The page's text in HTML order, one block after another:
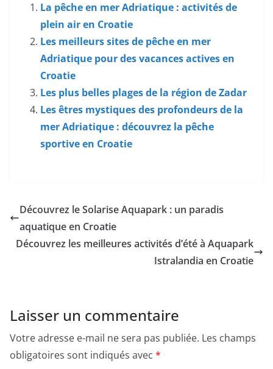
La pêche en mer Adriatique : activités de
plein air en Croatie
Les meilleurs sites de pêche en mer
Adriatique pour des vacances actives en
Croatie
Les plus belles plages de la région de Zadar
Les êtres mystiques des profondeurs de la
mer Adriatique : découvrez la pêche
sportive en Croatie
Découvrez le Solarise Aquapark : un paradis
aquatique en Croatie
Découvrez les meilleures activités d’été à Aquapark
Istralandia en Croatie
Laisser un commentaire
Votre adresse e-mail ne sera pas publiée. Les champs
obligatoires sont indiqués avec *